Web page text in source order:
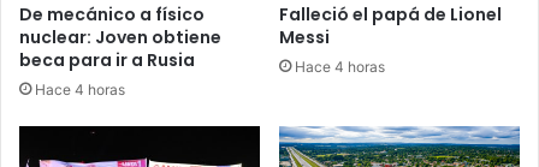
De mecánico a físico
nuclear: Joven obtiene
beca para ir a Rusia
Hace 4 horas
Falleció el papá de Lionel
Messi
Hace 4 horas